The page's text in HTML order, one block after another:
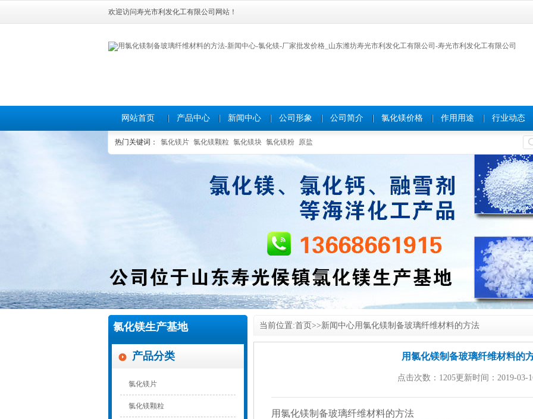
欢迎访问寿光市利发化工有限公司网站！
网站首页 产品中心 新闻中心 公司形象 公司简介 氯化镁价格 作用用途 行业动态
热门关键词： 氯化镁片 氯化镁颗粒 氯化镁块 氯化镁粉 原盐
氯化镁生产基地
产品分类
氯化镁片
氯化镁颗粒
当前位置:首页 >>新闻中心用氯化镁制备玻璃纤维材料的方法
用氯化镁制备玻璃纤维材料的
点击次数：1205更新时间：2019-03-
用氯化镁制备玻璃纤维材料的方法